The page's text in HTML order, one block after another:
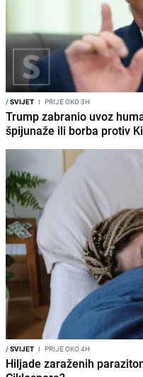
/SVIJET I PRIJE OKO 3H
Trump zabranio uvoz
špijunaže ili borba protiv
/SVIJET I PRIJE OKO 4H
Hiljade zaraženih